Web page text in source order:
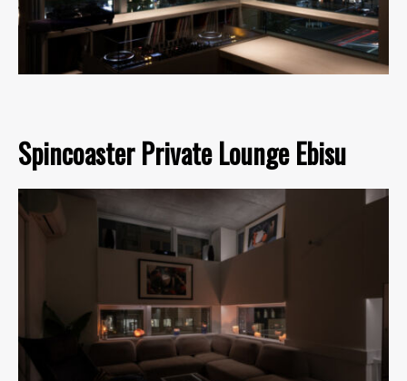
Spincoaster Private Lounge Ebisu